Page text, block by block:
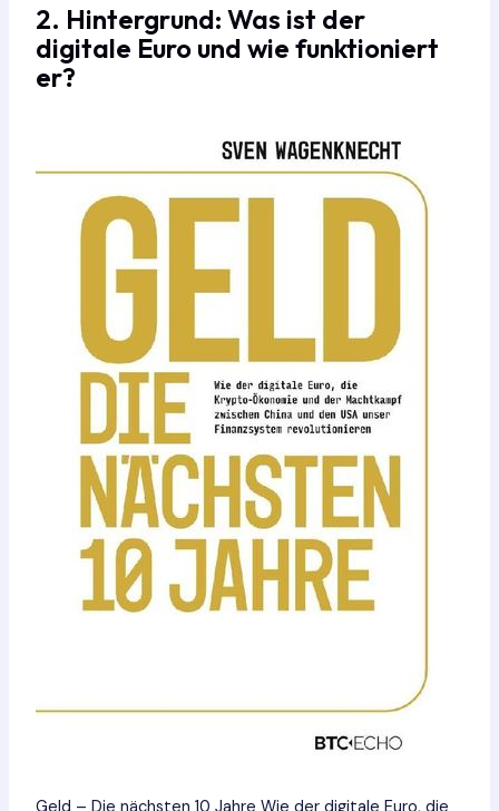
2. Hintergrund: Was ist der
digitale Euro und wie funktioniert
er?